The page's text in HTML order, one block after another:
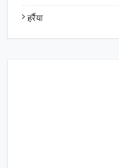
हर्रैया